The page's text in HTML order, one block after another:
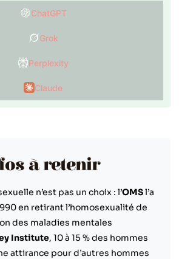
ChatGPT
Grok
Perplexity
Claude
à retenir
n’est pas un choix : l’OMSl’a
en retirant l’homosexualité de
des maladies mentales
Institute, 10 à 15 % des hommes
attirance pour d’autres hommes